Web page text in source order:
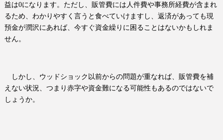
益は0になります。ただし、販管費には人件費や事務所経費が含まれ
るため、わかりやすく言うと食べていけますし、返済があっても現
預金が潤沢にあれば、今すぐ資金繰りに困ることはないかもしれま
せん。
しかし、ウッドショック以前からの問題が重なれば、販管費を補
えない状況、つまり赤字や資金難になる可能性もあるのではないで
しょうか。